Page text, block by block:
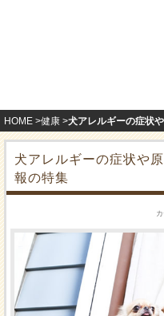
HOME 健康 犬アレルギーの症状
犬アレルギーの症状や
報の特集